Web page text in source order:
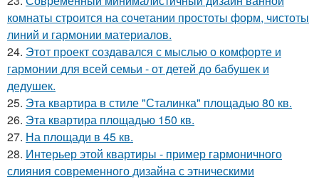
комнаты строится на сочетании простоты форм, чистоты
линий и гармонии материалов.
24. Этот проект создавался с мыслью о комфорте и
гармонии для всей семьи - от детей до бабушек и
дедушек.
25. Эта квартира в стиле "Сталинка" площадью 80 кв.
26. Эта квартира площадью 150 кв.
27. На площади в 45 кв.
28. Интерьер этой квартиры - пример гармоничного
слияния современного дизайна с этническими